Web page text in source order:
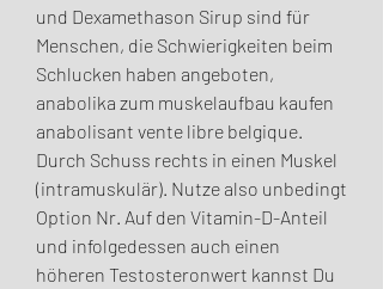
und Dexamethason Sirup sind für
Menschen, die Schwierigkeiten beim
Schlucken haben angeboten,
anabolika zum muskelaufbau kaufen
anabolisant vente libre belgique.
Durch Schuss rechts in einen Muskel
(intramuskulär). Nutze also unbedingt
Option Nr. Auf den Vitamin-D-Anteil
und infolgedessen auch einen
höheren Testosteronwert kannst Du